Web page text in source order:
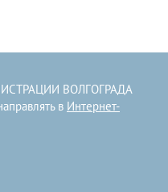
ВОЛГОГРАДА
в Интернет-